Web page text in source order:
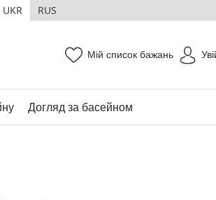
UKR RUS
Мій список бажань
Догляд за басейном